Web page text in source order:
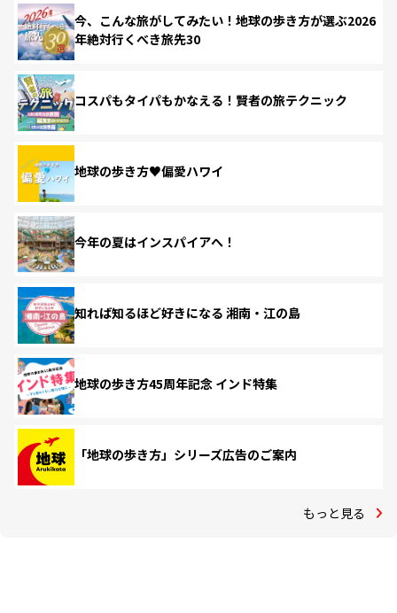
今、こんな旅がしてみたい！地球の歩き方が選ぶ2026
年絶対行くべき旅先30
コスパもタイパもかなえる！賢者の旅テクニック
地球の歩き方♥偏愛ハワイ
今年の夏はインスパイアへ！
知れば知るほど好きになる 湘南・江の島
地球の歩き方45周年記念 インド特集
「地球の歩き方」シリーズ広告のご案内
もっと見る